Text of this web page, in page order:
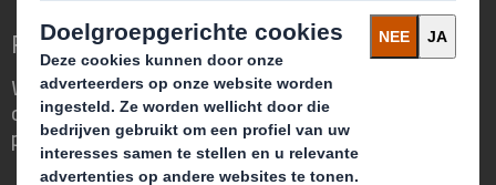
Redefining Packaging for a Changing World
We are different because we see the
opportunity for packaging to play a
powerful role in the world around us.